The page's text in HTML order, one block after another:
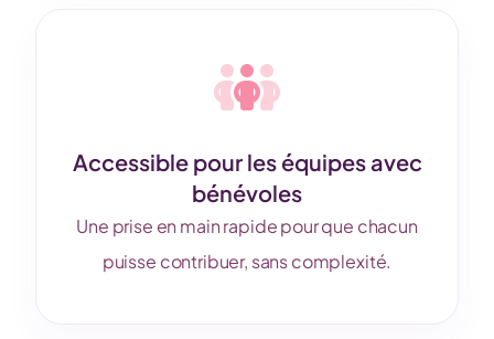
Accessible pour les équipes avec
bénévoles
Une prise en main rapide pour que chacun
puisse contribuer, sans complexité.